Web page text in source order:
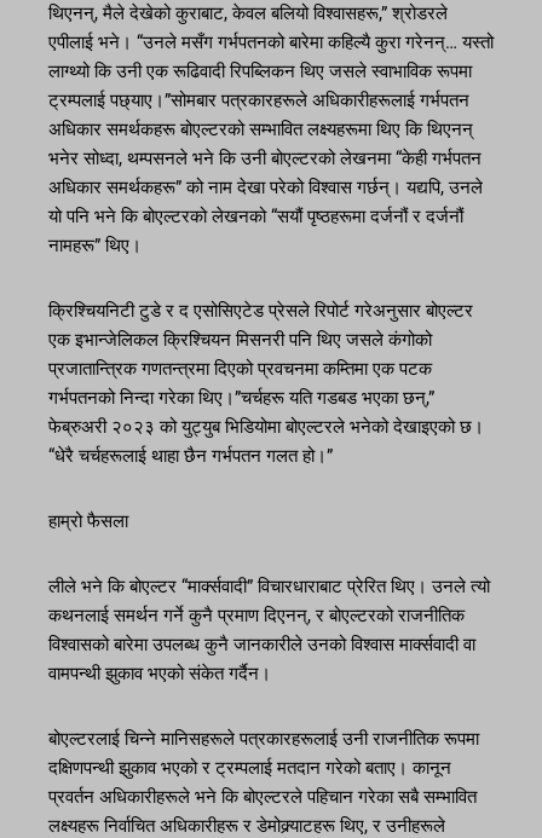
थिएनन्, मैले देखेको कुराबाट, केवल बलियो विश्वासहरू,” श्रोडरले
एपीलाई भने। “उनले मसँग गर्भपतनको बारेमा कहिल्यै कुरा गरेनन्… यस्तो
लाग्थ्यो कि उनी एक रूढिवादी रिपब्लिकन थिए जसले स्वाभाविक रूपमा
ट्रम्पलाई पछ्याए।”सोमबार पत्रकारहरूले अधिकारीहरूलाई गर्भपतन
अधिकार समर्थकहरू बोएल्टरको सम्भावित लक्ष्यहरूमा थिए कि थिएनन्
भनेर सोध्दा, थम्पसनले भने कि उनी बोएल्टरको लेखनमा “केही गर्भपतन
अधिकार समर्थकहरू” को नाम देखा परेको विश्वास गर्छन्। यद्यपि, उनले
यो पनि भने कि बोएल्टरको लेखनको “सयौं पृष्ठहरूमा दर्जनौं र दर्जनौं
नामहरू” थिए।
क्रिश्चियनिटी टुडे र द एसोसिएटेड प्रेसले रिपोर्ट गरेअनुसार बोएल्टर
एक इभान्जेलिकल क्रिश्चियन मिसनरी पनि थिए जसले कंगोको
प्रजातान्त्रिक गणतन्त्रमा दिएको प्रवचनमा कम्तिमा एक पटक
गर्भपतनको निन्दा गरेका थिए।”चर्चहरू यति गडबड भएका छन्,”
फेब्रुअरी २०२३ को युट्युब भिडियोमा बोएल्टरले भनेको देखाइएको छ।
“धेरै चर्चहरूलाई थाहा छैन गर्भपतन गलत हो।”
हाम्रो फैसला
लीले भने कि बोएल्टर “मार्क्सवादी” विचारधाराबाट प्रेरित थिए। उनले त्यो
कथनलाई समर्थन गर्ने कुनै प्रमाण दिएनन्, र बोएल्टरको राजनीतिक
विश्वासको बारेमा उपलब्ध कुनै जानकारीले उनको विश्वास मार्क्सवादी वा
वामपन्थी झुकाव भएको संकेत गर्दैन।
बोएल्टरलाई चिन्ने मानिसहरूले पत्रकारहरूलाई उनी राजनीतिक रूपमा
दक्षिणपन्थी झुकाव भएको र ट्रम्पलाई मतदान गरेको बताए। कानून
प्रवर्तन अधिकारीहरूले भने कि बोएल्टरले पहिचान गरेका सबै सम्भावित
लक्ष्यहरू निर्वाचित अधिकारीहरू र डेमोक्र्याटहरू थिए, र उनीहरूले